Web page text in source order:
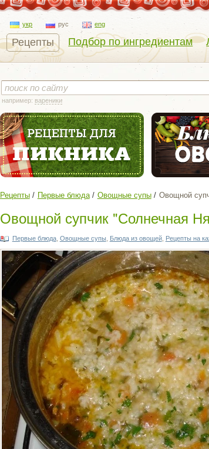
укр рус eng
Рецепты Подбор по ингредиентам
например: вареники
Рецепты Первые блюда Овощные супы Овощной
Овощной супчик "Солнечная
Первые блюда, Овощные супы Блюда из овощей, Рецепты на